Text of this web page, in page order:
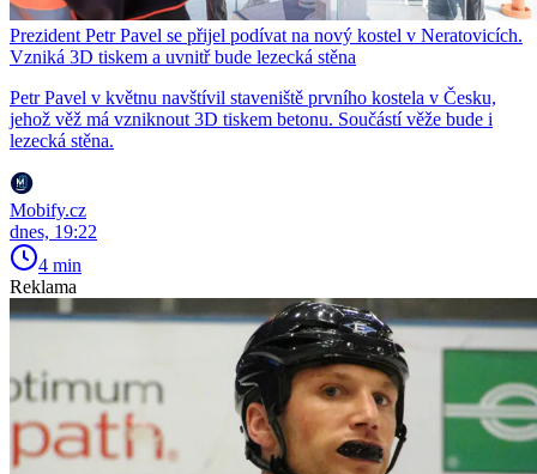
Prezident Petr Pavel se přijel podívat na nový kostel v Neratovicích.
Vzniká 3D tiskem a uvnitř bude lezecká stěna
Petr Pavel v květnu navštívil staveniště prvního kostela v Česku,
jehož věž má vzniknout 3D tiskem betonu. Součástí věže bude i
lezecká stěna.
Mobify.cz
dnes, 19:22
4 min
Reklama